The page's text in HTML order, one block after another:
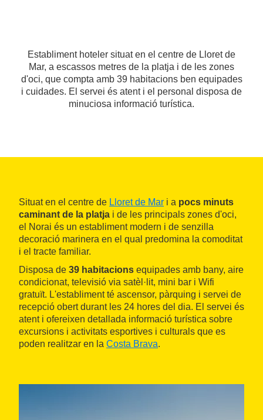
Establiment hoteler situat en el centre de Lloret de
Mar, a escassos metres de la platja i de les zones
d'oci, que compta amb 39 habitacions ben equipades
i cuidades. El servei és atent i el personal disposa de
minuciosa informació turística.
Situat en el centre de Lloret de Mar i a pocs minuts
caminant de la platja i de les principals zones d'oci,
el Norai és un establiment modern i de senzilla
decoració marinera en el qual predomina la comoditat
i el tracte familiar.
Disposa de 39 habitacions equipades amb bany, aire
condicionat, televisió via satèl·lit, mini bar i Wifi
gratuït. L'establiment té ascensor, pàrquing i servei de
recepció obert durant les 24 hores del dia. El servei és
atent i ofereixen detallada informació turística sobre
excursions i activitats esportives i culturals que es
poden realitzar en la Costa Brava.